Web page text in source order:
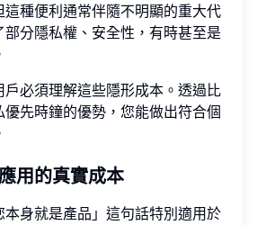
這種便利通常伴隨不明顯的重大代
分隱私權、安全性，有時甚至是
戶必須理解這些隱形成本。透過比
先時鐘的優勢，您能做出符合個
用的真實成本
本身就是產品」這句話特別適用於